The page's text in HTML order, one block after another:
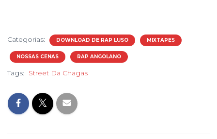
Categorias: DOWNLOAD DE RAP LUSO MIXTAPES
NOSSAS CENAS RAP ANGOLANO
Tags: Street Da Chagas